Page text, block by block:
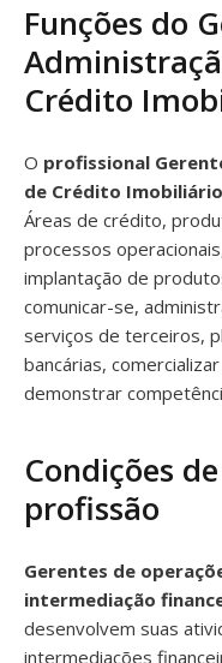
Funções do
Crédito
O profissional
de Crédito Imobiliário
Áreas de crédito,
processos
implantação de
comunicar-se,
serviços de terceiros,
bancárias,
demonstrar
Condições
profissão
Gerentes de
intermediação
desenvolvem suas
intermediações